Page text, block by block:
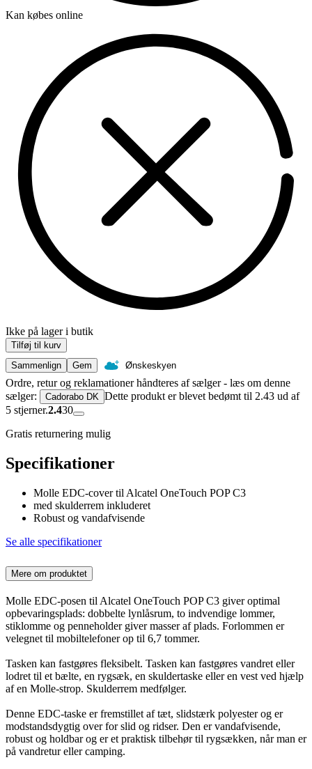
Kan købes online
Ikke på lager i butik
Tilføj til kurv
Sammenlign
Gem Ønskeskyen
Ordre, retur og reklamationer håndteres af sælger - læs om denne
sælger:
Cadorabo DK Dette produkt er blevet bedømt til 2.43 ud af
5 stjerner.2.430
Gratis returnering mulig
Specifikationer
Molle EDC-cover til Alcatel OneTouch POP C3
med skulderrem inkluderet
Robust og vandafvisende
Se alle specifikationer
Mere om produktet
Molle EDC-posen til Alcatel OneTouch POP C3 giver optimal
opbevaringsplads: dobbelte lynlåsrum, to indvendige lommer,
stiklomme og penneholder giver masser af plads. Forlommen er
velegnet til mobiltelefoner op til 6,7 tommer.
Tasken kan fastgøres fleksibelt. Tasken kan fastgøres vandret eller
lodret til et bælte, en rygsæk, en skuldertaske eller en vest ved hjælp
af en Molle-strop. Skulderrem medfølger.
Denne EDC-taske er fremstillet af tæt, slidstærk polyester og er
modstandsdygtig over for slid og ridser. Den er vandafvisende,
robust og holdbar og er et praktisk tilbehør til rygsækken, når man er
på vandretur eller camping.